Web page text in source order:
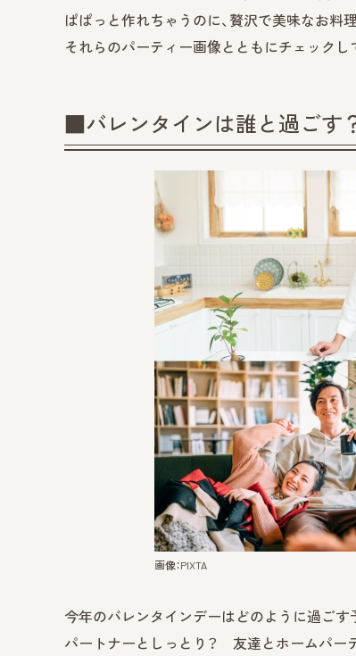
ぱぱっと作れちゃうのに、贅沢で美味なお料
それらのパーティー画像とともにチェックし
■バレンタインは誰と過ごす
画像：PIXTA
今年のバレンタインデーはどのように過ごす
パートナーとしっとり？ 友達とホームパー